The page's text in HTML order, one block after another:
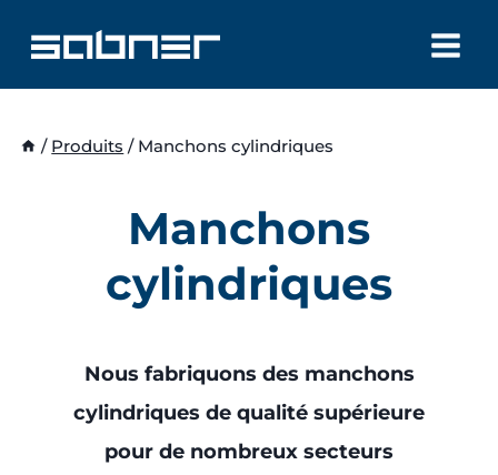
contenu
/ Produits / Manchons cylindriques
Manchons
cylindriques
Nous fabriquons des manchons
cylindriques de qualité supérieure
pour de nombreux secteurs